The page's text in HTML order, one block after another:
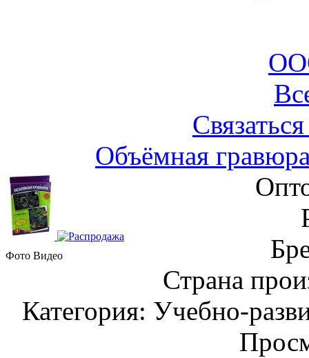
Объёмная
Фото Видео
Страна
Категория: Учебно-